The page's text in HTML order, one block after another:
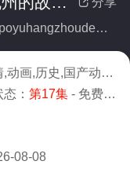

别名：sudongpoyuhangzhoudegushi
动画,历史,国产动漫
： 第17集- 免费在线观看
08-08